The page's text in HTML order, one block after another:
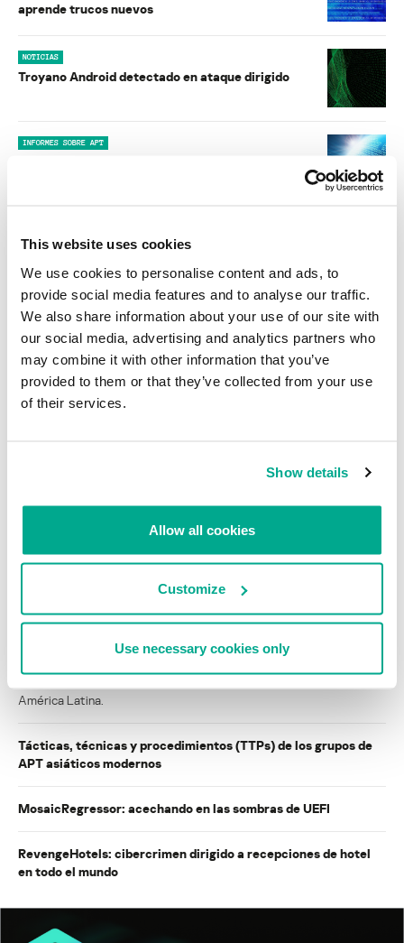
This website uses cookies
We use cookies to personalise content and ads, to
provide social media features and to analyse our traffic.
We also share information about your use of our site with
our social media, advertising and analytics partners who
may combine it with other information that you’ve
provided to them or that they’ve collected from your use
of their services.
Show details
Allow all cookies
Customize
Use necessary cookies only
aprende trucos nuevos
NOTICIAS
Troyano Android detectado en ataque dirigido
INFORMES SOBRE APT
Se intensifican los ciberataques contra los
usuarios Uyghur de Mac OS X
BOLETÍN DE SEGURIDAD DE KASPERSKY
Kaspersky Security Bulletin 2012. Desarrollo de
las amenazas informáticas en 2012
NOTICIAS
BlindEagle vuela alto en LATAM
Kaspersky proporciona información sobre la actividad y los TTPs
América Latina.
Tácticas, técnicas y procedimientos (TTPs) de los grupos de
APT asiáticos modernos
MosaicRegressor: acechando en las sombras de UEFI
RevengeHotels: cibercrimen dirigido a recepciones de hotel
en todo el mundo